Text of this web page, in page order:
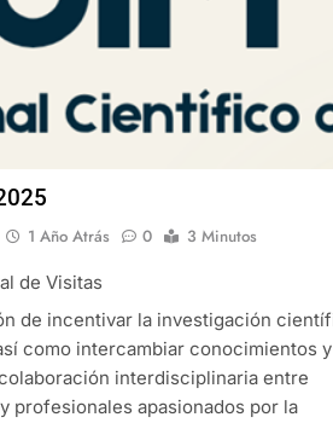
1 Año Atrás 0
3 Minutos
de Visitas
de incentivar la investigación
como intercambiar conocimientos y
interdisciplinaria entre
profesionales apasionados por la